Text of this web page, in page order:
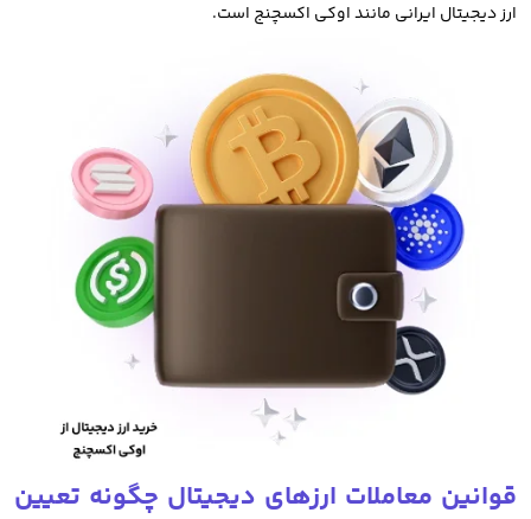
ها به عنوان دارایی غیر فیزیکی برای سرمایه گذاری استفاده میکنند.
در سال های اخیر خرید ارزهای دیجیتال و معامله آنها تبدیل به راهی برای
مقابله با تورم، سرمایه گذاری و کسب سود شده است.
خرید ارز دیجیتال از صرافی های ایرانی بهترین روش سرمایه گذاری در
ارزهای دیجیتال و معامله رمز ارز است. صرافی های ارز دیجیتال خارجی
مانند بایننس، کوکوین، کوینکس و بای بیت نیز برای معامله و خرید
فروش ارز دیجیتال مورد استفاده قرار میگیرند.
که البته باید توجه داشت با توجه به تحریم ها و دسترسی های محدود
ارز دیجیتال ایرانی مانند اوکی اکسچنج است.
قوانین معاملات ارزهای دیجیتال چگونه تعیین